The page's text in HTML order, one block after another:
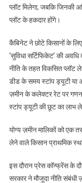
प्लॉट मिलेगा; जबकि जिनकी
प्लॉट के हकदार होंगे।
कैबिनेट ने छोटे किसानों के
‘सुविधा सर्टिफिकेट’ की
नीति के तहत विकसित प्लॉट
डीड के समय स्टांप ड्यूटी या
ज़मीन के कलेक्टर रेट पर
स्टांप ड्यूटी की छूट का लाभ
योग्य ज़मीन मालिकों को एक
लेने वाले किसान प्राथमिक
इस दौरान प्रेस कॉन्फ्रेंस के
सरकार ने मौजूदा नीति संबंधी